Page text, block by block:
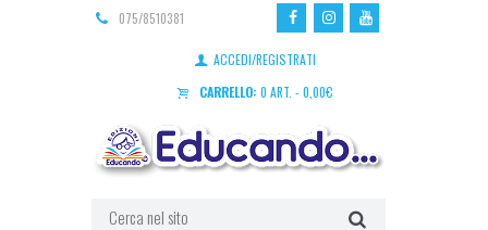
075/8510381
ACCEDI/REGISTRATI
CARRELLO: 0 ART. - 0,00€